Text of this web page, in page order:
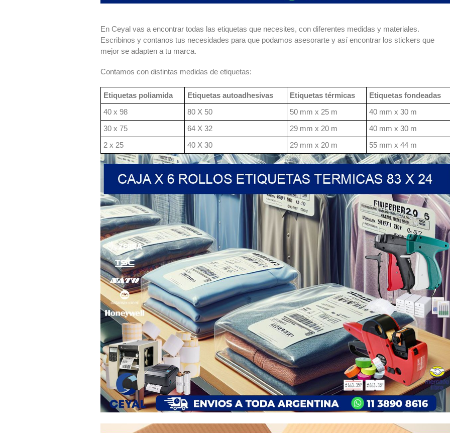
En Ceyal vas a encontrar todas las etiquetas que necesites, con diferentes medidas y materiales.
Escribinos y contanos tus necesidades para que podamos asesorarte y así encontrar los stickers que
mejor se adapten a tu marca.
Contamos con distintas medidas de etiquetas:
Etiquetas poliamida Etiquetas autoadhesivas Etiquetas térmicas
Etiquetas fondeadas
40 x 98
80 X 50 50 mm x 25 m
40 mm x 30 m
30 x 75
64 X 32 29 mm x 20 m
40 mm x 30 m
2 x 25
40 X 30 29 mm x 20 m 55 mm x 44 m